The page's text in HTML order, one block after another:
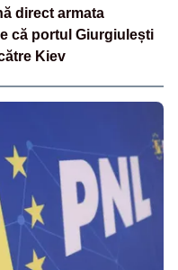
direct armata
că portul Giurgiulești
Kiev